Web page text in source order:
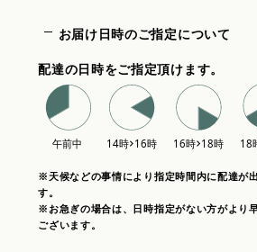
お届け日時のご指定について
配達の日時をご指定頂けます。
※天候などの事情により指定時間内に配達が
す。
※お急ぎの場合は、日時指定がない方がより
ございます。